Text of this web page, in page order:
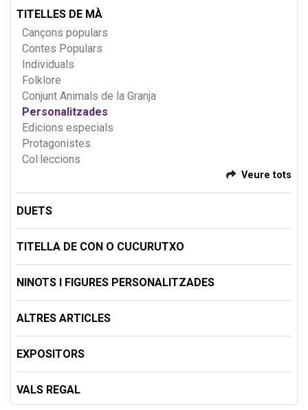
TITELLES DE MÀ
Cançons populars
Contes Populars
Individuals
Folklore
Conjunt Animals de la Granja
Personalitzades
Edicions especials
Protagonistes
Col·leccions
Veure tots
DUETS
TITELLA DE CON O CUCURUTXO
NINOTS I FIGURES PERSONALITZADES
ALTRES ARTICLES
EXPOSITORS
VALS REGAL